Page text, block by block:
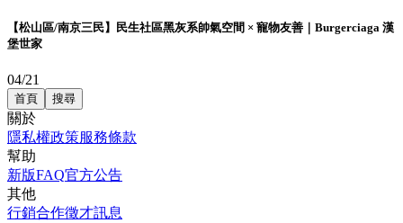
【松山區/南京三民】民生社區黑灰系帥氣空間 × 寵物友善｜Burgerciaga 漢
堡世家
04/21
首頁 搜尋
關於
隱私權政策服務條款
幫助
新版FAQ官方公告
其他
行銷合作徵才訊息